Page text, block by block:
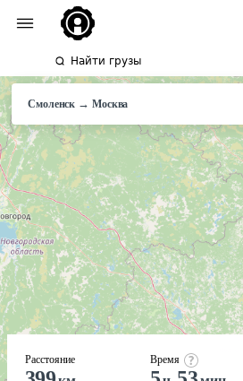
Найти грузы
Смоленск → Москва
Расстояние Время